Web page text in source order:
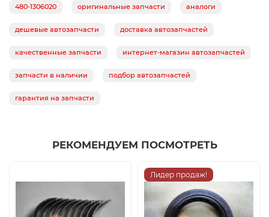
480-1306020 оригинальные запчасти аналоги
дешевые автозапчасти доставка автозапчастей
качественные запчасти интернет-магазин автозапчастей
запчасти в наличии подбор автозапчастей
гарантия на запчасти
РЕКОМЕНДУЕМ ПОСМОТРЕТЬ
Лидер продаж!